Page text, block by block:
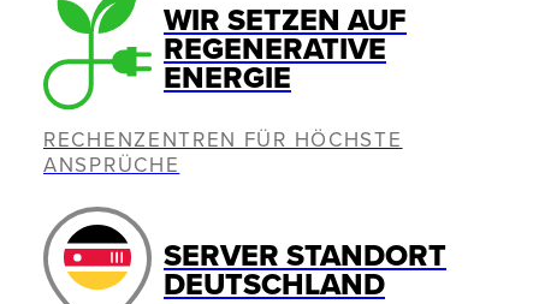
WIR SETZEN AUF
REGENERATIVE
ENERGIE
RECHENZENTREN FÜR HÖCHSTE
ANSPRÜCHE
SERVER STANDORT
DEUTSCHLAND